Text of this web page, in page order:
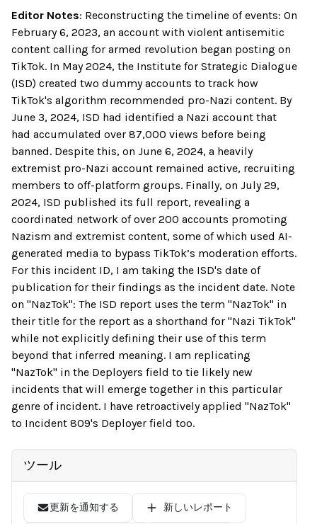
Editor Notes: Reconstructing the timeline of events: On
February 6, 2023, an account with violent antisemitic
content calling for armed revolution began posting on
TikTok. In May 2024, the Institute for Strategic Dialogue
(ISD) created two dummy accounts to track how
TikTok's algorithm recommended pro-Nazi content. By
June 3, 2024, ISD had identified a Nazi account that
had accumulated over 87,000 views before being
banned. Despite this, on June 6, 2024, a heavily
extremist pro-Nazi account remained active, recruiting
members to off-platform groups. Finally, on July 29,
2024, ISD published its full report, revealing a
coordinated network of over 200 accounts promoting
Nazism and extremist content, some of which used AI-
generated media to bypass TikTok’s moderation efforts.
For this incident ID, I am taking the ISD's date of
publication for their findings as the incident date. Note
on "NazTok": The ISD report uses the term "NazTok" in
their title for the report as a shorthand for "Nazi TikTok"
while not explicitly defining their use of this term
beyond that inferred meaning. I am replicating
"NazTok" in the Deployers field to tie likely new
incidents that will emerge together in this particular
genre of incident. I have retroactively applied "NazTok"
to Incident 809's Deployer field too.
ツール
更新を通知する 新しいレポート